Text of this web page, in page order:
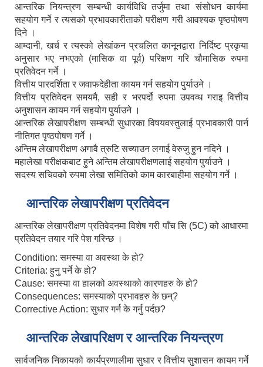
आन्तरिक नियन्त्रण सम्बन्धी कार्यविधि तर्जुमा तथा संसोधन कार्यमा
सहयोग गर्ने र त्यसको प्रभावकारीताको परीक्षण गरी आवश्यक पृष्ठपोषण
दिने ।
आम्दानी, खर्च र त्यस्को लेखांकन प्रचलित कानूनद्वारा निर्दिष्ट प्रकृया
अनुसार भए नभएको (मासिक वा पूर्व) परिक्षण गरि चौमासिक रुपमा
प्रतिवेदन गर्ने ।
वित्तीय पारदर्शिता र जवाफदेहीता कायम गर्न सहयोग पुर्याउने ।
वित्तीय प्रतिवेदन समयमै, सही र भरपर्दो रुपमा उपवव्ध गराइ वित्तीय
अनुशासन कायम गर्न सहयोग पुर्याउने ।
आन्तरिक लेखापरीक्षण सम्बन्धी सुधारका विषयवस्तुलाई प्रभावकारी पार्न
नीतिगत पृष्ठपोषण गर्ने ।
अन्तिम लेखापरीक्षण अगावै त्रुटि सच्याउन लगाई वेरुजु हुन नदिने ।
महालेखा परीक्षकबाट हुने अन्तिम लेखापरीक्षणलाई सहयोग पुर्याउने ।
सदस्य सचिवको रुपमा लेखा समितिको काम कारबाहीमा सहयोग गर्ने ।
आन्तरिक लेखापरीक्षण प्रतिवेदन
आन्तरिक लेखापरीक्षण प्रतिवेदनमा विशेष गरी पाँच सि (5C) को आधारमा
प्रतिवेदन तयार गरि पेश गरिन्छ ।
Condition: समस्या वा अवस्था के हो?
Criteria: हुनु पर्ने के हो?
Cause: समस्या वा हालको अवस्थाको कारणहरु के हो?
Consequences: समस्याको प्रभावहरु के छन्?
Corrective Action: सुधार गर्न के गर्नु पर्दछ?
आन्तरिक लेखापरिक्षण र आन्तरिक नियन्त्रण
सार्वजनिक निकायको कार्यप्रणालीमा सुधार र वित्तीय सुशासन कायम गर्ने